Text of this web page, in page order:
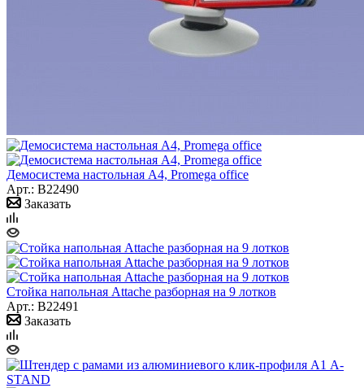
Демосистема настольная А4, Promega office
Арт.: B22490
Заказать
Стойка напольная Attache разборная на 9 лотков
Арт.: B22491
Заказать